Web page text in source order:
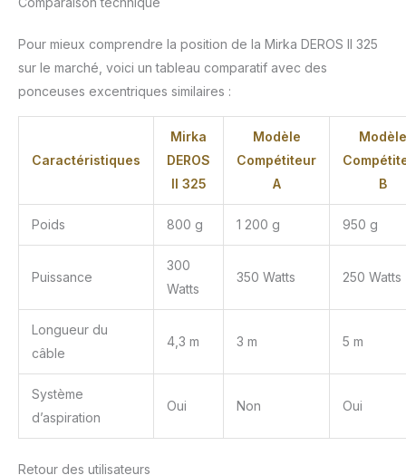
un environnement de
travail plus sain et plus
sûr. Ne compromettez
Pour mieux comprendre la position de la Mirka DEROS II 325
sur le marché, voici un tableau comparatif avec des
ponceuses excentriques similaires :
Caractéristiques
Mirka
DEROS
II 325
Modèle
Compétiteur
A
Modèle
B
Poids 800 g 1 200 g 950 g
Puissance
300
Watts
350 Watts 250 Watts
Longueur du
câble
4,3 m 3 m 5 m
Système
d’aspiration
Oui Non Oui
Retour des utilisateurs